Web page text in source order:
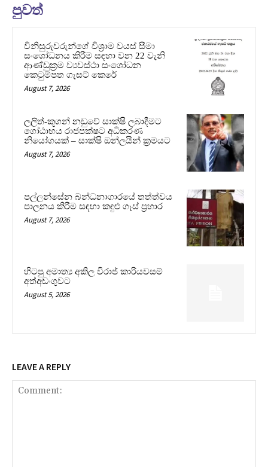
පුවත්
විනිසුරුවරුන්ගේ විශ්‍රාම වයස් සීමා
සංශෝධනය කිරීම සඳහා වන 22 වැනි
ආණ්ඩුක්‍රම ව්‍යවස්ථා සංශෝධන
කෙටුම්පත ගැසට් කෙරේ
August 7, 2026
ලලිත්-කූගන් නඩුවේ සාක්ෂි ලබාදීමට
ගෝඨාභය රාජපක්ෂට අධිකරණ
නියෝගයක් – සාක්ෂි ඔන්ලයින් ක්‍රමයට
August 7, 2026
පල්ලන්සේන බන්ධනාගාරයේ තත්ත්වය
පාලනය කිරීම සඳහා කඳුළු ගෑස් ප්‍රහාර
August 7, 2026
හිටපු අමාත්‍ය අකිල විරාජ් කාරියවසම්
අත්අඩංගුවට
August 5, 2026
LEAVE A REPLY